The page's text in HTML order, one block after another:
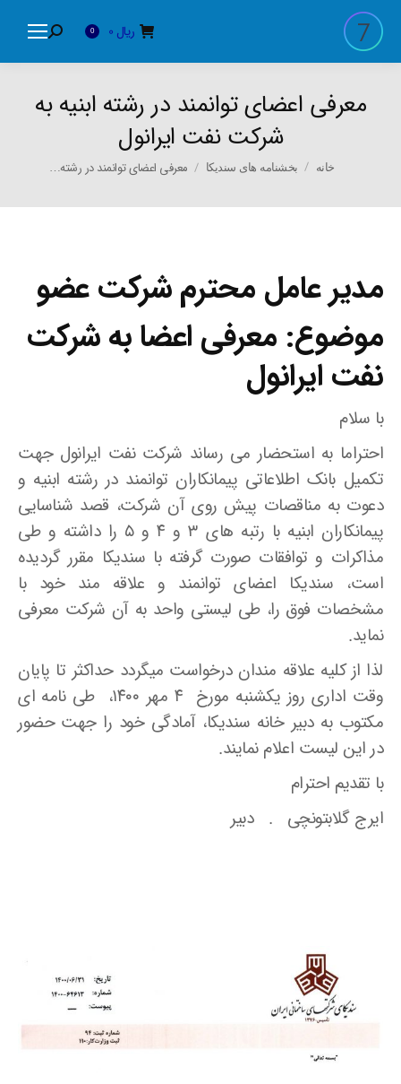
ریال 0
Search:
معرفی اعضای توانمند در رشته ابنیه به
شرکت نفت ایرانول
You are here:
خانه بخشنامه های سندیکا معرفی اعضای توانمند در رشته…
مدیر عامل محترم شرکت عضو
موضوع: معرفی اعضا به شرکت
نفت ایرانول
با سلام
احتراما به استحضار می رساند شرکت نفت ایرانول جهت
تکمیل بانک اطلاعاتی پیمانکاران توانمند در رشته ابنیه و
دعوت به مناقصات پیش روی آن شرکت، قصد شناسایی
پیمانکاران ابنیه با رتبه های ۳ و ۴ و ۵ را داشته و طی
مذاکرات و توافقات صورت گرفته با سندیکا مقرر گردیده
است، سندیکا اعضای توانمند و علاقه مند خود با
مشخصات فوق را، طی لیستی واحد به آن شرکت معرفی
نماید.
لذا از کلیه علاقه مندان درخواست میگردد حداکثر تا پایان
وقت اداری روز یکشنبه مورخ ۴ مهر ۱۴۰۰، طی نامه ای
مکتوب به دبیر خانه سندیکا، آمادگی خود را جهت حضور
در این لیست اعلام نمایند.
با تقدیم احترام
ایرج گلابتونچی . دبیر